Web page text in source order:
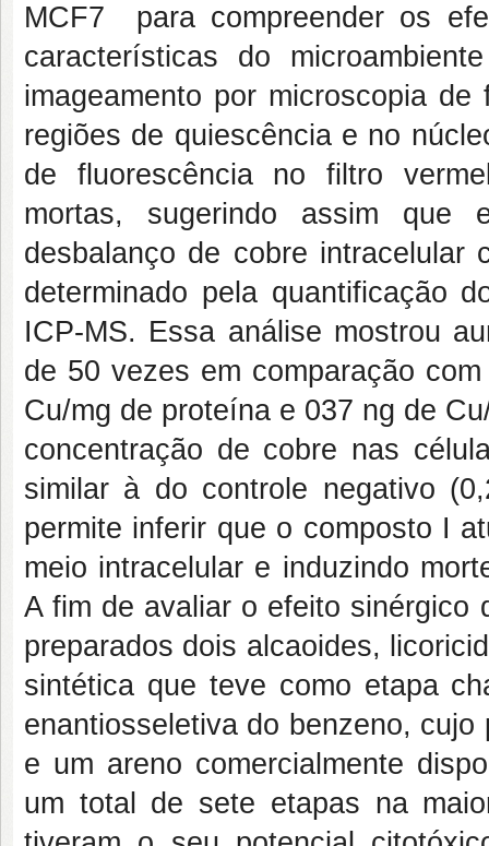
MCF7 para compreender os
características do
imageamento por microscopia
regiões de quiescência e no
de fluorescência no filtro
mortas, sugerindo assim que
desbalanço de cobre
determinado pela quantificação
ICP-MS. Essa análise mostrou
de 50 vezes em comparação
Cu/mg de proteína e 037 ng de
concentração de cobre nas
similar à do controle negativo
permite inferir que o composto I
meio intracelular e induzindo
A fim de avaliar o efeito sinérgico
preparados dois alcaoides,
sintética que teve como etapa
enantiosseletiva do benzeno,
e um areno comercialmente
um total de sete etapas na